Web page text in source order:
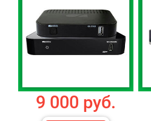
9 000 руб.